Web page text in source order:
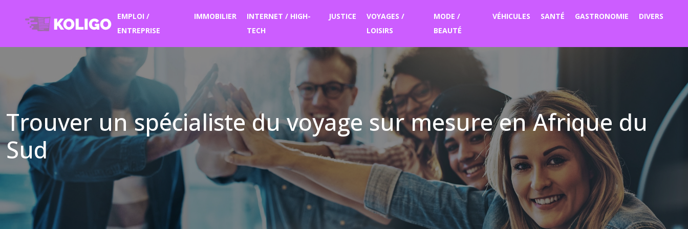
EMPLOI /
ENTREPRISE
IMMOBILIER
INTERNET / HIGH-
TECH
JUSTICE
VOYAGES /
LOISIRS
MODE /
BEAUTÉ
VÉHICULES SANTÉ GASTRONOMIE DIVERS
Trouver un spécialiste du voyage sur mesure en Afrique du
Sud